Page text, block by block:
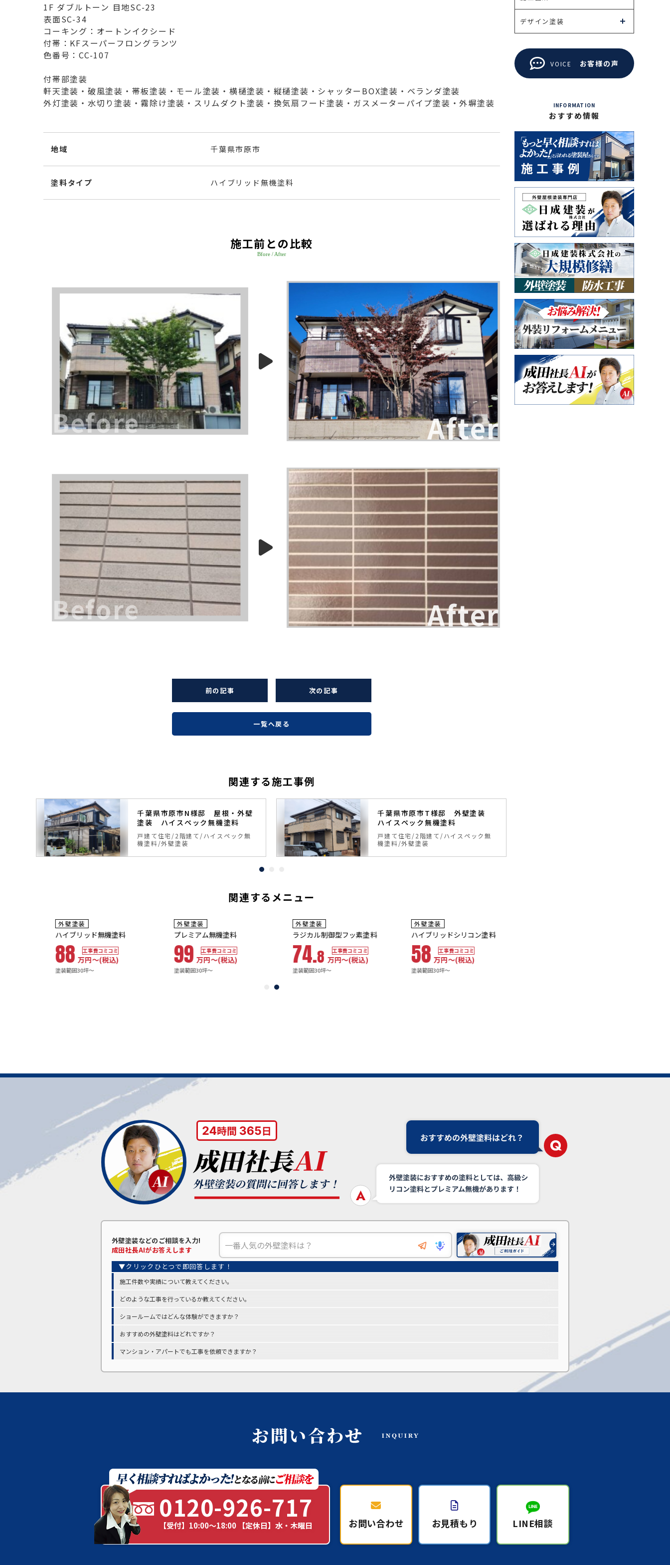
1F ダブルトーン 目地SC-23
表面SC-34
コーキング：オートンイクシード
付帯：KFスーパーフロングランツ
色番号：CC-107
付帯部塗装
軒天塗装・破風塗装・帯板塗装・モール塗装・横樋塗装・縦樋塗装・シャッターBOX塗装・ベランダ塗装
外灯塗装・水切り塗装・霧除け塗装・スリムダクト塗装・換気扇フード塗装・ガスメーターパイプ塗装・外塀塗装
地域 千葉県市原市
塗料タイプ ハイブリッド無機塗料
施工前との比較
Bfore / After
前の記事 次の記事
一覧へ戻る
関連する施工事例
千葉県市原市N様邸 屋根・外壁
塗装 ハイスペック無機塗料
戸建て住宅 2階建て
ハイスペック無
機塗料 外壁塗装
千葉県市原市T様邸 外壁塗装
ハイスペック無機塗料
戸建て住宅 2階建て
ハイスペック無
機塗料 外壁塗装
関連するメニュー
耐用年数
16~20年
外壁塗装
ハイブリッド無機塗料
88 万円〜(税込)
工事費コミコミ
塗装範囲30坪～
耐用年数
20年~25年
外壁塗装
プレミアム無機塗料
99 万円〜(税込)
工事費コミコミ
塗装範囲30坪～
耐用年数
13~15年
外壁塗装
ラジカル制御型フッ素塗料
74.8 万円〜(税込)
工事費コミコミ
塗装範囲30坪～
耐用年数
10~12年
外壁塗装
ハイブリッドシリコン塗料
58 万円〜(税込)
工事費コミコミ
塗装範囲30坪～
デザイン塗装
VOICE お客様の声
INFORMATION
おすすめ情報
外壁塗装などの ご相談を入力!
成田社長AIがお答えします
施工件数や実績について教えてください。
どのような工事を行っているか教えてください。
ショールームではどんな体験ができますか？
おすすめの外壁塗料はどれですか？
マンション・アパートでも工事を依頼できますか？
0120-926-717
【受付】10:00～18:00 【定休日】水・木曜日 お問い合わせ お見積もり LINE相談